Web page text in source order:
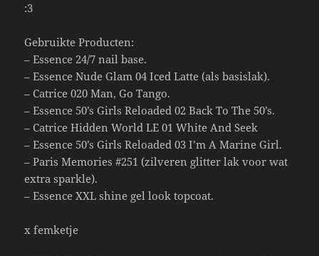
:3
Gebruikte Producten:
– Essence 24/7 nail base.
– Essence Nude Glam 04 Iced Latte (als basislak).
– Catrice 020 Man, Go Tango.
– Essence 50’s Girls Reloaded 02 Back To The 50’s.
– Catrice Hidden World LE 01 White And Seek
– Essence 50’s Girls Reloaded 03 I’m A Marine Girl.
– Paris Memories #251 (zilveren glitter lak voor wat
extra sparkle).
– Essence XXL shine gel look topcoat.
x femketje